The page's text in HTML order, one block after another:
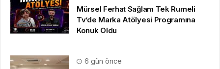
Mürsel Ferhat Sağlam Tek Rumeli
Tv’de Marka Atölyesi Programına
Konuk Oldu
6 gün önce